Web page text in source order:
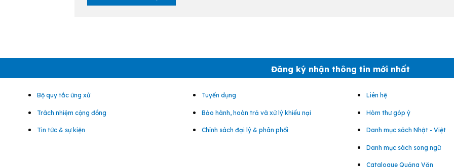
Đăng ký nhận thông tin mới nhất
Bộ quy tắc ứng xử
Trách nhiệm cộng đồng
Tin tức & sự kiện
Tuyển dụng
Bảo hành, hoàn trả và xử lý khiếu nại
Chính sách đại lý & phân phối
Liên hệ
Hòm thư góp ý
Danh mục sách Nhật - Việt
Danh mục sách song ngữ
Catalogue Quảng Văn